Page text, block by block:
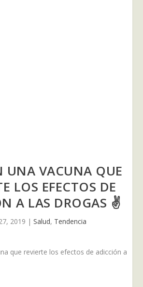
UNA VACUNA QUE
LOS EFECTOS DE
A LAS DROGAS ✌
2019 | Salud, Tendencia